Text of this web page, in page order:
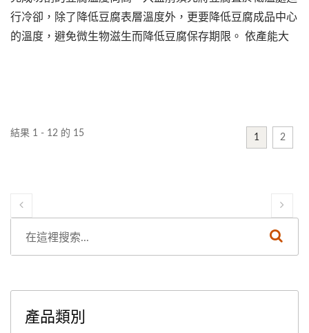
行冷卻，除了降低豆腐表層溫度外，更要降低豆腐成品中心
的溫度，避免微生物滋生而降低豆腐保存期限。 依產能大
結果 1 - 12 的 15 1 2
產品類別